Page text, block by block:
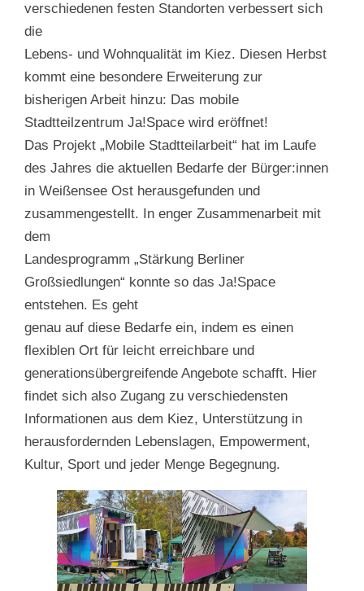
verschiedenen festen Standorten verbessert sich
die
Lebens- und Wohnqualität im Kiez. Diesen Herbst
kommt eine besondere Erweiterung zur
bisherigen Arbeit hinzu: Das mobile
Stadtteilzentrum Ja!Space wird eröffnet!
Das Projekt „Mobile Stadtteilarbeit“ hat im Laufe
des Jahres die aktuellen Bedarfe der Bürger:innen
in Weißensee Ost herausgefunden und
zusammengestellt. In enger Zusammenarbeit mit
dem
Landesprogramm „Stärkung Berliner
Großsiedlungen“ konnte so das Ja!Space
entstehen. Es geht
genau auf diese Bedarfe ein, indem es einen
flexiblen Ort für leicht erreichbare und
generationsübergreifende Angebote schafft. Hier
findet sich also Zugang zu verschiedensten
Informationen aus dem Kiez, Unterstützung in
herausfordernden Lebenslagen, Empowerment,
Kultur, Sport und jeder Menge Begegnung.